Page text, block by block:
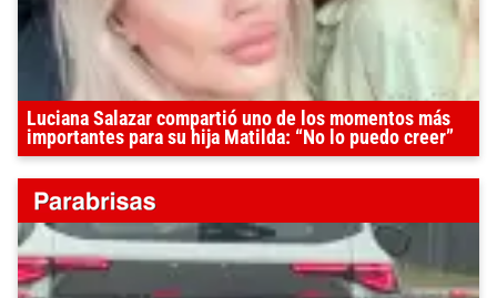
Luciana Salazar compartió uno de los momentos más
importantes para su hija Matilda: “No lo puedo creer”